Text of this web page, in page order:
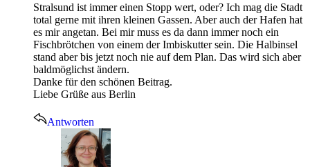
Stralsund ist immer einen Stopp wert, oder? Ich mag die Stadt
total gerne mit ihren kleinen Gassen. Aber auch der Hafen hat
es mir angetan. Bei mir muss es da dann immer noch ein
Fischbrötchen von einem der Imbiskutter sein. Die Halbinsel
stand aber bis jetzt noch nie auf dem Plan. Das wird sich aber
baldmöglichst ändern.
Danke für den schönen Beitrag.
Liebe Grüße aus Berlin
Antworten